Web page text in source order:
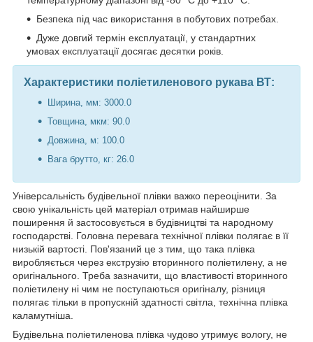
Безпека під час використання в побутових потребах.
Дуже довгий термін експлуатації, у стандартних
умовах експлуатації досягає десятки років.
Характеристики поліетиленового рукава ВТ:
Ширина, мм: 3000.0
Товщина, мкм: 90.0
Довжина, м: 100.0
Вага брутто, кг: 26.0
Універсальність будівельної плівки важко переоцінити. За
свою унікальність цей матеріал отримав найширше
поширення й застосовується в будівництві та народному
господарстві. Головна перевага технічної плівки полягає в її
низькій вартості. Пов'язаний це з тим, що така плівка
виробляється через екструзію вторинного поліетилену, а не
оригінального. Треба зазначити, що властивості вторинного
поліетилену ні чим не поступаються оригіналу, різниця
полягає тільки в пропускній здатності світла, технічна плівка
каламутніша.
Будівельна поліетиленова плівка чудово утримує вологу, не